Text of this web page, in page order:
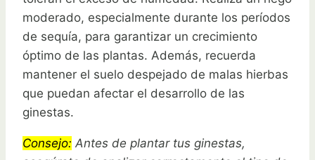
moderado, especialmente durante los períodos
de sequía, para garantizar un crecimiento
óptimo de las plantas. Además, recuerda
mantener el suelo despejado de malas hierbas
que puedan afectar el desarrollo de las
ginestas.
Consejo: Antes de plantar tus ginestas,